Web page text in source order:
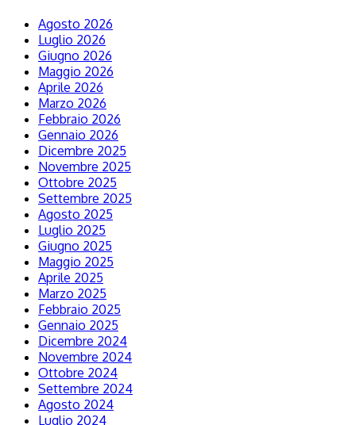
Agosto 2026
Luglio 2026
Giugno 2026
Maggio 2026
Aprile 2026
Marzo 2026
Febbraio 2026
Gennaio 2026
Dicembre 2025
Novembre 2025
Ottobre 2025
Settembre 2025
Agosto 2025
Luglio 2025
Giugno 2025
Maggio 2025
Aprile 2025
Marzo 2025
Febbraio 2025
Gennaio 2025
Dicembre 2024
Novembre 2024
Ottobre 2024
Settembre 2024
Agosto 2024
Luglio 2024